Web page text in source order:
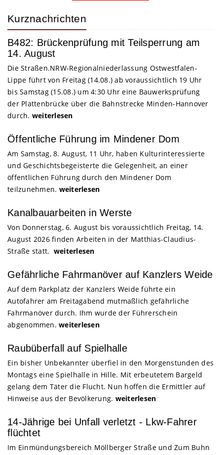
Kurznachrichten
B482: Brückenprüfung mit Teilsperrung am
14. August
Die Straßen.NRW-Regionalniederlassung Ostwestfalen-
Lippe führt von Freitag (14.08.) ab voraussichtlich 19 Uhr
bis Samstag (15.08.) um 4:30 Uhr eine Bauwerksprüfung
der Plattenbrücke über die Bahnstrecke Minden-Hannover
durch. weiterlesen
Öffentliche Führung im Mindener Dom
Am Samstag, 8. August, 11 Uhr, haben Kulturinteressierte
und Geschichtsbegeisterte die Gelegenheit, an einer
öffentlichen Führung durch den Mindener Dom
teilzunehmen. weiterlesen
Kanalbauarbeiten in Werste
Von Donnerstag, 6. August bis voraussichtlich Freitag, 14.
August 2026 finden Arbeiten in der Matthias-Claudius-
Straße statt. weiterlesen
Gefährliche Fahrmanöver auf Kanzlers Weide
Auf dem Parkplatz der Kanzlers Weide führte ein
Autofahrer am Freitagabend mutmaßlich gefährliche
Fahrmanöver durch. Ihm wurde der Führerschein
abgenommen. weiterlesen
Raubüberfall auf Spielhalle
Ein bisher Unbekannter überfiel in den Morgenstunden des
Montags eine Spielhalle in Hille. Mit erbeutetem Bargeld
gelang dem Täter die Flucht. Nun hoffen die Ermittler auf
Hinweise aus der Bevölkerung. weiterlesen
14-Jährige bei Unfall verletzt - Lkw-Fahrer
flüchtet
Im Einmündungsbereich Möllberger Straße und Zum Buhn